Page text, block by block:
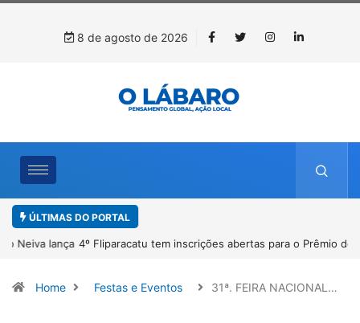
8 de agosto de 2026
ÚLTIMAS DO PORTAL
4º Fliparacatu tem inscrições abertas para o Prêmio de Redação e
Home Festas e Eventos 31ª. FEIRA NACIONAL…